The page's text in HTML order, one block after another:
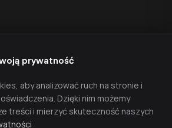
Skontaktuj się z nami - przygotujemy
prywatność
aby analizować ruch na stronie i
Dzięki nim możemy
treści i mierzyć skuteczność naszych